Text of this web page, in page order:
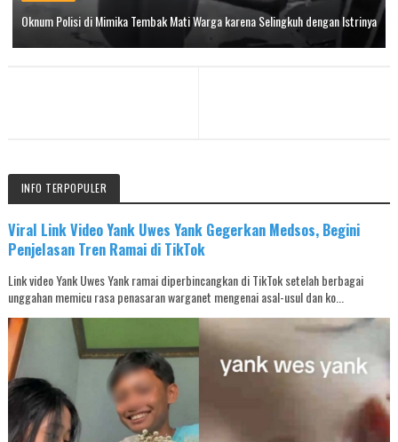
Oknum Polisi di Mimika Tembak Mati Warga karena Selingkuh dengan Istrinya
INFO TERPOPULER
Viral Link Video Yank Uwes Yank Gegerkan Medsos, Begini
Penjelasan Tren Ramai di TikTok
Link video Yank Uwes Yank ramai diperbincangkan di TikTok setelah berbagai
unggahan memicu rasa penasaran warganet mengenai asal-usul dan ko...